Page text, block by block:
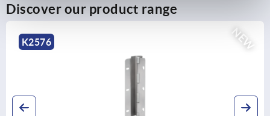
Discover our product range